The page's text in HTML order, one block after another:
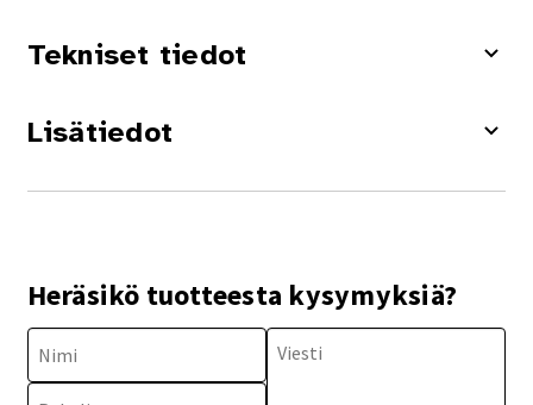
Tekniset tiedot
Lisätiedot
Heräsikö tuotteesta kysymyksiä?